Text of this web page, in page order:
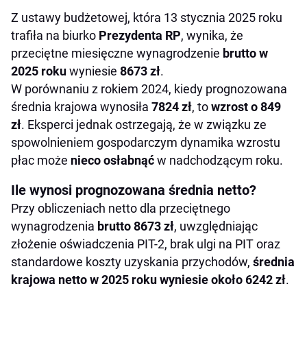
Z ustawy budżetowej, która 13 stycznia 2025 roku
trafiła na biurko Prezydenta RP, wynika, że
przeciętne miesięczne wynagrodzenie brutto w
2025 rokuwyniesie 8673 zł.
W porównaniu z rokiem 2024, kiedy prognozowana
średnia krajowa wynosiła 7824 zł, towzrost o 849
zł. Eksperci jednak ostrzegają, że w związku ze
spowolnieniem gospodarczym dynamika wzrostu
płac może nieco osłabnąćw nadchodzącym roku.
Ile wynosi prognozowana średnia netto?
Przy obliczeniach netto dla przeciętnego
wynagrodzenia brutto 8673 zł, uwzględniając
złożenie oświadczenia PIT-2, brak ulgi na PIT oraz
standardowe koszty uzyskania przychodów, średnia
krajowa netto w 2025 roku wyniesie około 6242 zł.